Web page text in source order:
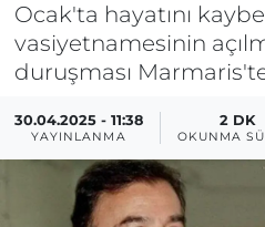
Ocak'ta hayatını
vasiyetnamesinin
duruşması
30.04.2025 - 11:38
YAYINLANMA
2 DK
OKUNMA